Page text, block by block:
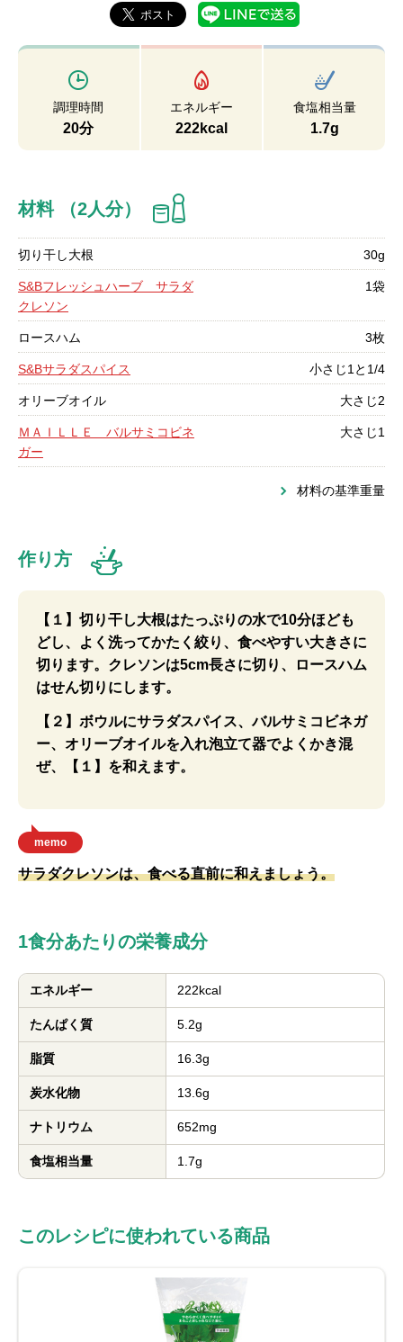
調理時間
20分
エネルギー
222kcal
食塩相当量
1.7g
材料 （2人分）
切り干し大根 30g
S&Bフレッシュハーブ サラダ
クレソン
1袋
ロースハム 3枚
S&Bサラダスパイス 小さじ1と1/4
オリーブオイル 大さじ2
ＭＡＩＬＬＥ バルサミコビネ
ガー
大さじ1
材料の基準重量
作り方
【１】切り干し大根はたっぷりの水で10分ほども
どし、よく洗ってかたく絞り、食べやすい大きさに
切ります。クレソンは5cm長さに切り、ロースハム
はせん切りにします。
【２】ボウルにサラダスパイス、バルサミコビネガ
ー、オリーブオイルを入れ泡立て器でよくかき混
ぜ、【１】を和えます。
memo
サラダクレソンは、食べる直前に和えましょう。
1食分あたりの栄養成分
エネルギー 222kcal
たんぱく質 5.2g
脂質 16.3g
炭水化物 13.6g
ナトリウム 652mg
食塩相当量 1.7g
このレシピに使われている商品